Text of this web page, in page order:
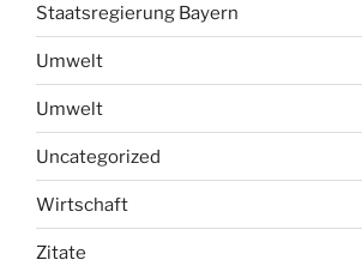
Staatsregierung Bayern
Umwelt
Umwelt
Uncategorized
Wirtschaft
Zitate